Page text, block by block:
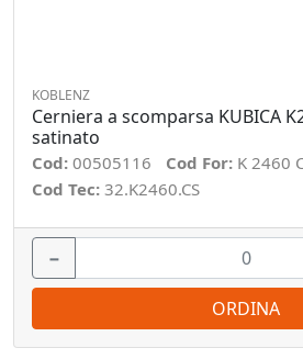
KOBLENZ
Cerniera a scomparsa KUBICA
satinato
Cod: 00505116 Cod For: K 2460
Cod Tec: 32.K2460.CS
−
ORDINA